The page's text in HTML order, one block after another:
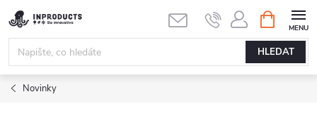
Přejít
na
obsah
HLEDAT
NÁKUPNÍ
KOŠÍK
Novinky